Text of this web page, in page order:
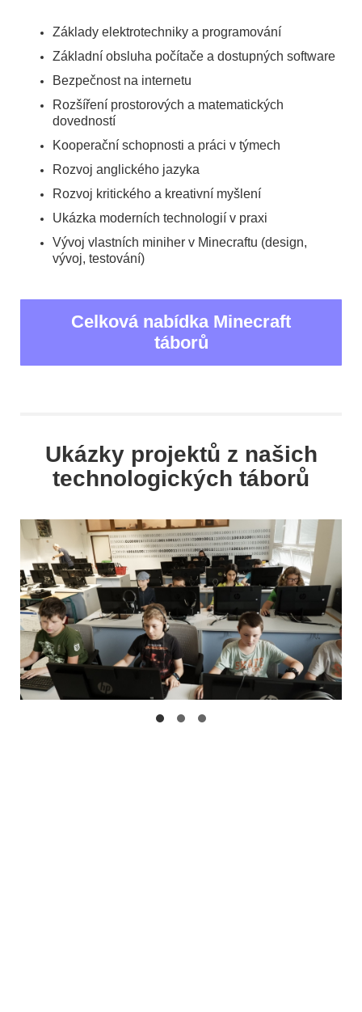
Základy elektrotechniky a programování
Základní obsluha počítače a dostupných software
Bezpečnost na internetu
Rozšíření prostorových a matematických
dovedností
Kooperační schopnosti a práci v týmech
Rozvoj anglického jazyka
Rozvoj kritického a kreativní myšlení
Ukázka moderních technologií v praxi
Vývoj vlastních miniher v Minecraftu (design,
vývoj, testování)
Celková nabídka Minecraft
táborů
Ukázky projektů z našich
technologických táborů